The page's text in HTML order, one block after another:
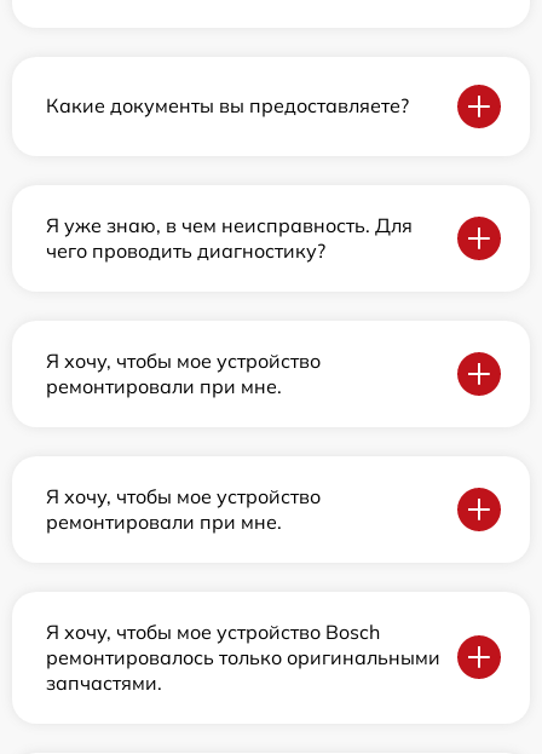
Какие документы вы предоставляете?
Я уже знаю, в чем неисправность. Для
чего проводить диагностику?
Я хочу, чтобы мое устройство
ремонтировали при мне.
Я хочу, чтобы мое устройство
ремонтировали при мне.
Я хочу, чтобы мое устройство Bosch
ремонтировалось только оригинальными
запчастями.